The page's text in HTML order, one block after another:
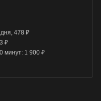
478 ₽
₽
минут: 1 900 ₽